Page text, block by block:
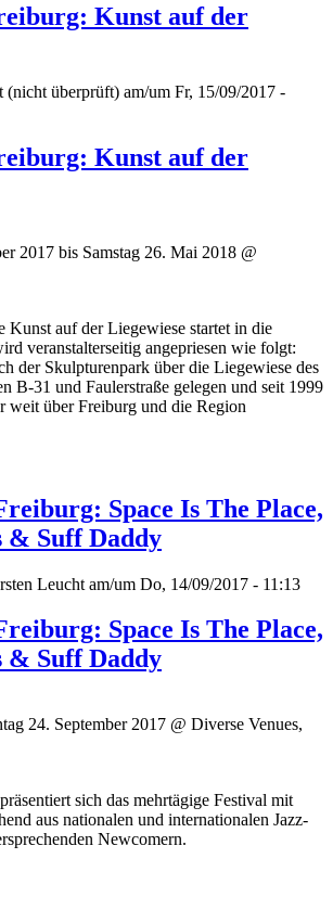
Kunst auf der
(nicht überprüft) am/um Fr, 15/09/2017 -
Kunst auf der
2017 bis Samstag 26. Mai 2018 @
Kunst auf der Liegewiese startet in die
veranstalterseitig angepriesen wie folgt:
der Skulpturenpark über die Liegewiese des
B-31 und Faulerstraße gelegen und seit 1999
weit über Freiburg und die Region
Space Is The Place,
& Suff Daddy
Leucht am/um Do, 14/09/2017 - 11:13
Space Is The Place,
& Suff Daddy
24. September 2017 @ Diverse Venues,
sich das mehrtägige Festival mit
aus nationalen und internationalen Jazz-
Newcomern.